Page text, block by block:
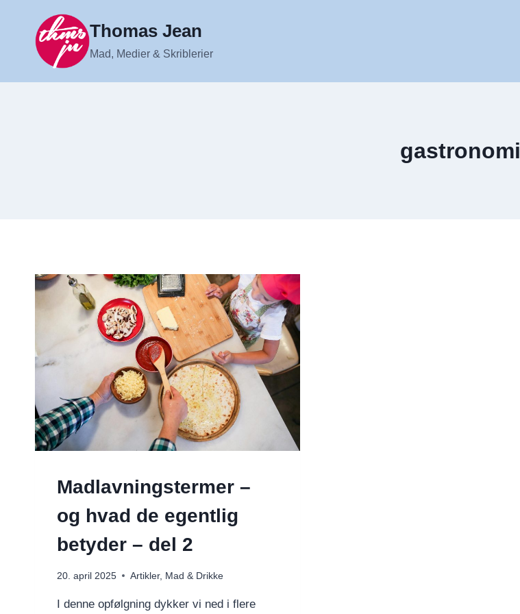
indhold
Thomas Jean
Mad, Medier & Skriblerier
gastronomi
Madlavningstermer –
og hvad de egentlig
betyder – del 2
20. april 2025 Artikler, Mad & Drikke
I denne opfølgning dykker vi ned i flere